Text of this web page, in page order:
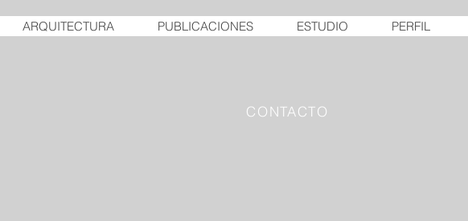
ARQUITECTURA PUBLICACIONES ESTUDIO PERFIL
CONTACTO